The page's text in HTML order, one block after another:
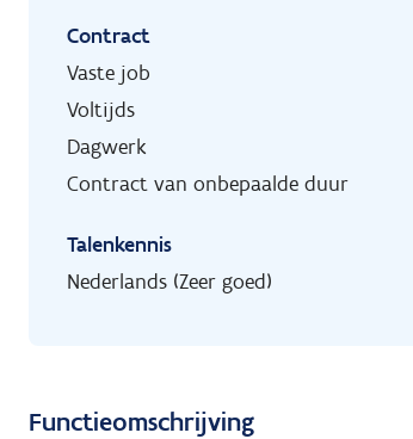
Contract
Vaste job
Voltijds
Dagwerk
Contract van onbepaalde duur
Talenkennis
Nederlands (Zeer goed)
Functieomschrijving